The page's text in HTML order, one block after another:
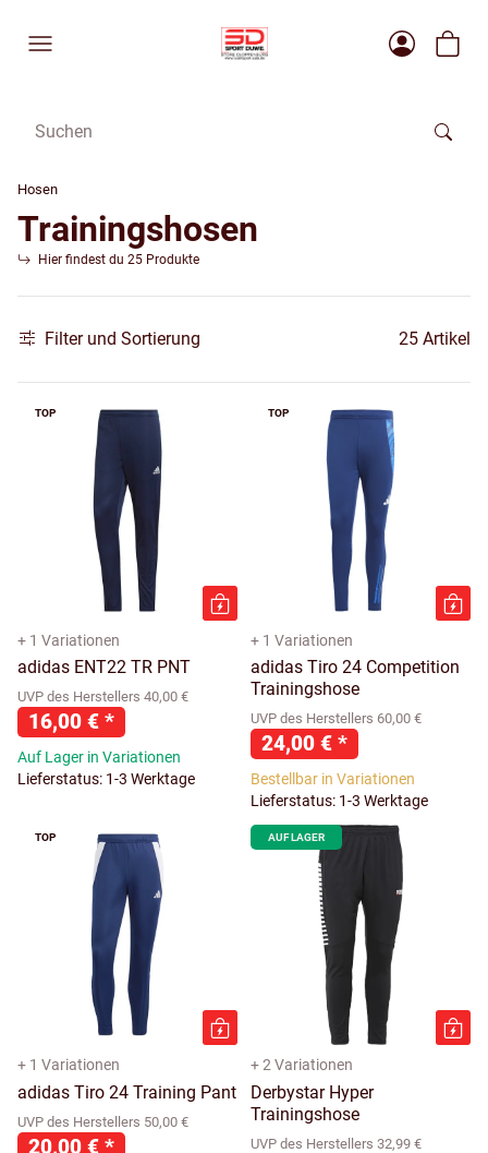
Hosen
Trainingshosen
Hier findest du 25 Produkte
Filter und Sortierung 25 Artikel
TOP
+ 1 Variationen
adidas ENT22 TR PNT
UVP des Herstellers 40,00 €
16,00 € *
Auf Lager in Variationen
Lieferstatus: 1-3 Werktage
TOP
+ 1 Variationen
adidas Tiro 24 Competition
Trainingshose
UVP des Herstellers 60,00 €
24,00 € *
Bestellbar in Variationen
Lieferstatus: 1-3 Werktage
TOP
+ 1 Variationen
adidas Tiro 24 Training Pant
UVP des Herstellers 50,00 €
20,00 € *
AUF LAGER
+ 2 Variationen
Derbystar Hyper
Trainingshose
UVP des Herstellers 32,99 €